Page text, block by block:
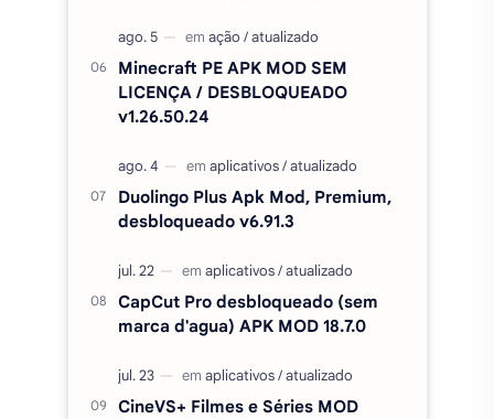
Minecraft PE APK MOD SEM
LICENÇA / DESBLOQUEADO
v1.26.50.24
Duolingo Plus Apk Mod, Premium,
desbloqueado v6.91.3
CapCut Pro desbloqueado (sem
marca d'agua) APK MOD 18.7.0
CineVS+ Filmes e Séries MOD